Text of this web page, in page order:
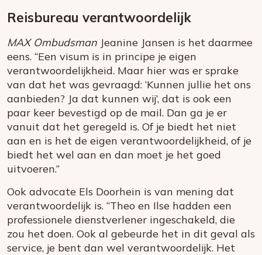
Reisbureau verantwoordelijk
MAX Ombudsman Jeanine Jansen is het daarmee
eens. “Een visum is in principe je eigen
verantwoordelijkheid. Maar hier was er sprake
van dat het was gevraagd: ‘Kunnen jullie het ons
aanbieden? Ja dat kunnen wij’, dat is ook een
paar keer bevestigd op de mail. Dan ga je er
vanuit dat het geregeld is. Of je biedt het niet
aan en is het de eigen verantwoordelijkheid, of je
biedt het wel aan en dan moet je het goed
uitvoeren.”
Ook advocate Els Doorhein is van mening dat
verantwoordelijk is. “Theo en Ilse hadden een
professionele dienstverlener ingeschakeld, die
zou het doen. Ook al gebeurde het in dit geval als
service, je bent dan wel verantwoordelijk. Het